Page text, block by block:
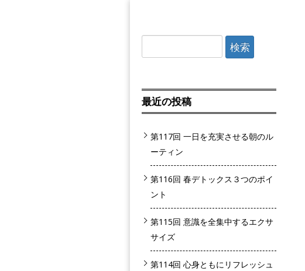
最近の投稿
第117回 一日を充実させる朝のル
ーティン
第116回 春デトックス３つのポイ
ント
第115回 意識を全集中するエクサ
サイズ
第114回 心身ともにリフレッシュ